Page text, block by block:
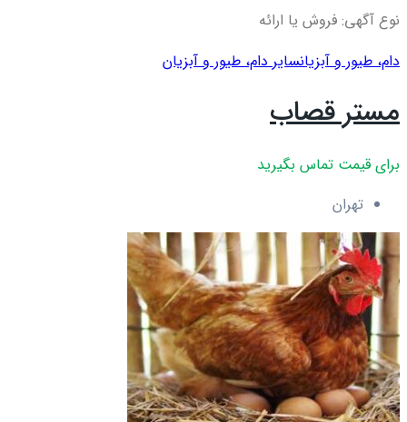
نوع آگهی: فروش یا ارائه
دام، طیور و آبزیانسایر دام، طیور و آبزیان
مستر قصاب
برای قیمت تماس بگیرید
تهران